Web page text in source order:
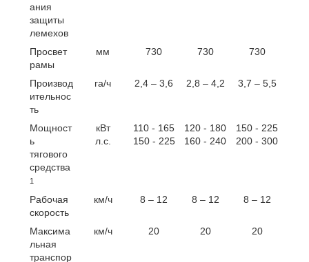
ания
защиты
лемехов
Просвет
рамы
мм 730 730 730
Производ
ительнос
ть
га/ч 2,4 – 3,6 2,8 – 4,2 3,7 – 5,5
Мощност
ь
тягового
средства
1
кВт
л.с.
110 - 165
150 - 225
120 - 180
160 - 240
150 - 225
200 - 300
Рабочая
скорость
км/ч 8 – 12 8 – 12 8 – 12
Максима
льная
транспор
км/ч 20 20 20